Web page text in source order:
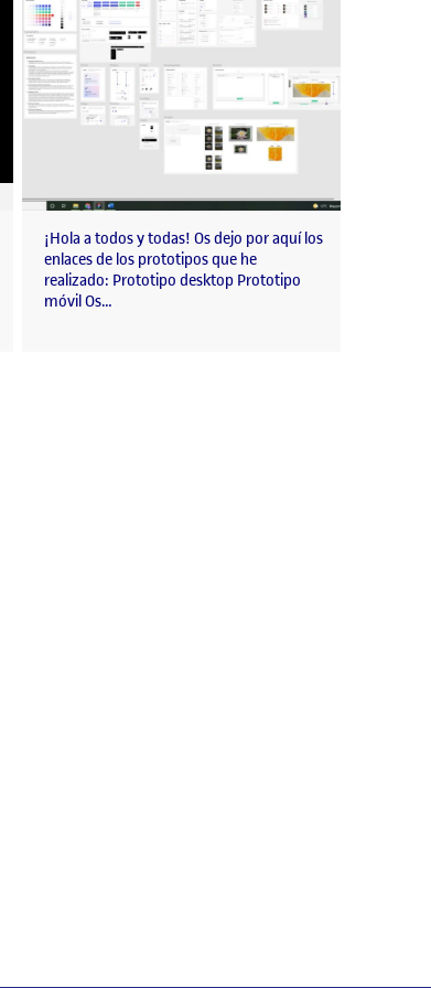
¡Hola a todos y todas! Os dejo por aquí los
enlaces de los prototipos que he
realizado: Prototipo desktop Prototipo
móvil Os…